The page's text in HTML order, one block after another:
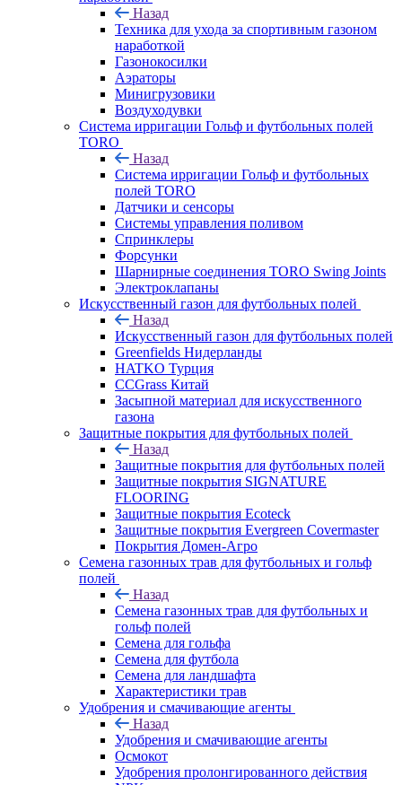
Назад
Техника для ухода за спортивным газоном
наработкой
Газонокосилки
Аэраторы
Минигрузовики
Воздуходувки
Система ирригации Гольф и футбольных полей
TORO
Назад
Система ирригации Гольф и футбольных
полей TORO
Датчики и сенсоры
Системы управления поливом
Спринклеры
Форсунки
Шарнирные соединения TORO Swing Joints
Электроклапаны
Искусственный газон для футбольных полей
Назад
Искусственный газон для футбольных полей
Greenfields Нидерланды
HATKO Турция
CCGrass Китай
Засыпной материал для искусственного
газона
Защитные покрытия для футбольных полей
Назад
Защитные покрытия для футбольных полей
Защитные покрытия SIGNATURE
FLOORING
Защитные покрытия Ecoteck
Защитные покрытия Evergreen Covermaster
Покрытия Домен-Агро
Семена газонных трав для футбольных и гольф
полей
Назад
Семена газонных трав для футбольных и
гольф полей
Семена для гольфа
Семена для футбола
Семена для ландшафта
Характеристики трав
Удобрения и смачивающие агенты
Назад
Удобрения и смачивающие агенты
Осмокот
Удобрения пролонгированного действия